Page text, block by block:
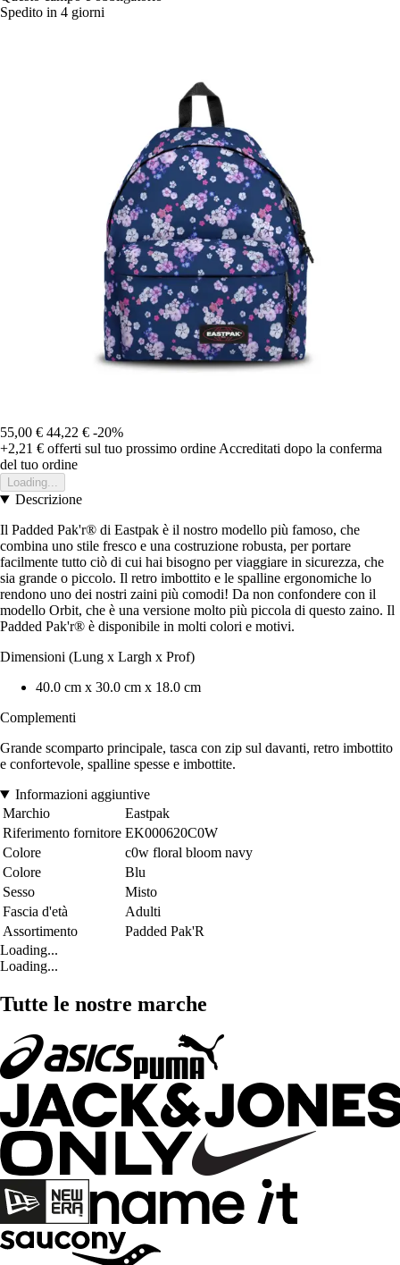
Spedito in 4 giorni
55,00 € 44,22 € -20%
+2,21 € offerti sul tuo prossimo ordine Accreditati dopo la conferma
del tuo ordine
Loading...
Descrizione
Il Padded Pak'r® di Eastpak è il nostro modello più famoso, che
combina uno stile fresco e una costruzione robusta, per portare
facilmente tutto ciò di cui hai bisogno per viaggiare in sicurezza, che
sia grande o piccolo. Il retro imbottito e le spalline ergonomiche lo
rendono uno dei nostri zaini più comodi! Da non confondere con il
modello Orbit, che è una versione molto più piccola di questo zaino. Il
Padded Pak'r® è disponibile in molti colori e motivi.
Dimensioni (Lung x Largh x Prof)
40.0 cm x 30.0 cm x 18.0 cm
Complementi
Grande scomparto principale, tasca con zip sul davanti, retro imbottito
e confortevole, spalline spesse e imbottite.
Informazioni aggiuntive
Marchio
Eastpak
Riferimento fornitore EK000620C0W
Colore
c0w floral bloom navy
Colore
Blu
Sesso
Misto
Fascia d'età
Adulti
Assortimento
Padded Pak'R
Loading...
Loading...
Tutte le nostre marche